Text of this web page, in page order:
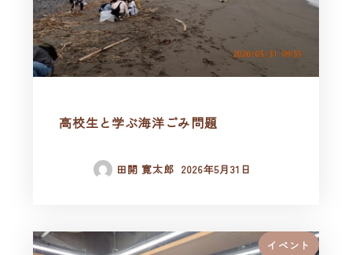
高校生と学ぶ海洋ごみ問題
田開 寛太郎 2026年5月31日
イベント